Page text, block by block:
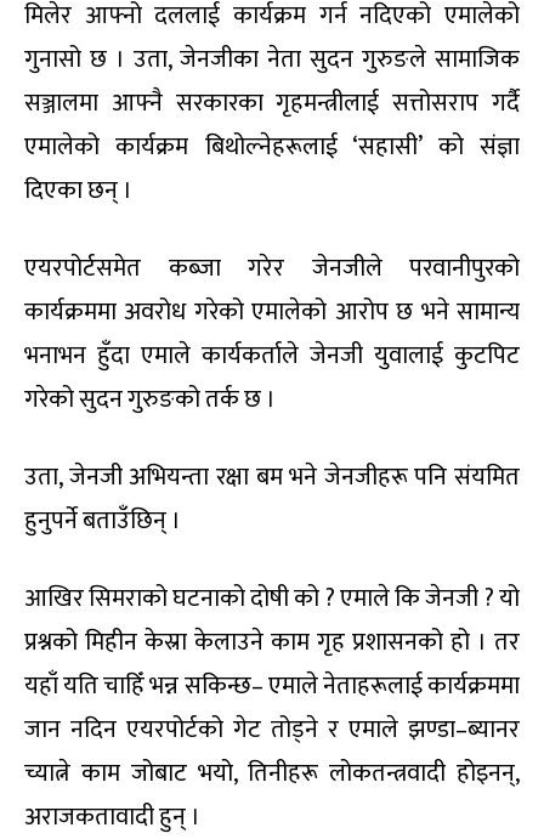
मिलेर आफ्नो दललाई कार्यक्रम गर्न नदिएको एमालेको
गुनासो छ । उता, जेनजीका नेता सुदन गुरुङले सामाजिक
सञ्जालमा आफ्नै सरकारका गृहमन्त्रीलाई सत्तोसराप गर्दै
एमालेको कार्यक्रम बिथोल्नेहरूलाई ‘सहासी’ को संज्ञा
दिएका छन् ।
एयरपोर्टसमेत कब्जा गरेर जेनजीले परवानीपुरको
कार्यक्रममा अवरोध गरेको एमालेको आरोप छ भने सामान्य
भनाभन हुँदा एमाले कार्यकर्ताले जेनजी युवालाई कुटपिट
गरेको सुदन गुरुङको तर्क छ ।
उता, जेनजी अभियन्ता रक्षा बम भने जेनजीहरू पनि संयमित
हुनुपर्ने बताउँछिन् ।
आखिर सिमराको घटनाको दोषी को ? एमाले कि जेनजी ? यो
प्रश्नको मिहीन केस्रा केलाउने काम गृह प्रशासनको हो । तर
यहाँ यति चाहिँ भन्न सकिन्छ– एमाले नेताहरूलाई कार्यक्रममा
जान नदिन एयरपोर्टको गेट तोड्ने र एमाले झण्डा–ब्यानर
च्यात्ने काम जोबाट भयो, तिनीहरू लोकतन्त्रवादी होइनन्,
अराजकतावादी हुन् ।